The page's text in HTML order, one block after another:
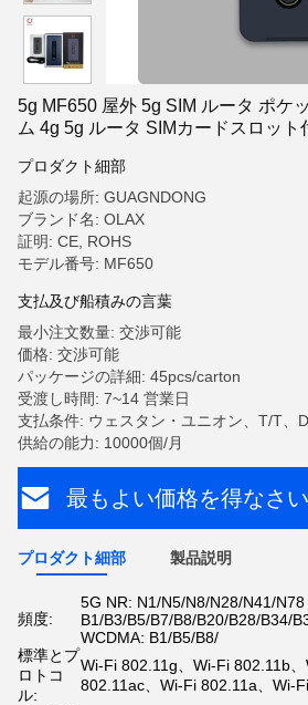
5g MF650 屋外 5g SIM ルータ ポケ
ム 4g 5g ルータ SIMカードスロット
プロダクト細部
起源の場所: GUAGNDONG
ブランド名: OLAX
証明: CE, ROHS
モデル番号: MF650
支払及び船積みの言葉
最小注文数量: 交渉可能
価格: 交渉可能
パッケージの詳細: 45pcs/carton
受渡し時間: 7~14 営業日
支払条件: ウェスタン・ユニオン、T/T、
供給の能力: 10000個/月
最もよい価格を得なさい
プロダクト細部 製品説明
頻度:
5G NR: N1/N5/N8/N28/N41/N78
B1/B3/B5/B7/B8/B20/B28/B34/
WCDMA: B1/B5/B8/
標準とプ
ロトコ
ル:
Wi-Fi 802.11g、Wi-Fi 802.11b
802.11ac、Wi-Fi 802.11a、Wi-